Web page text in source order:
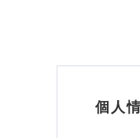
個人